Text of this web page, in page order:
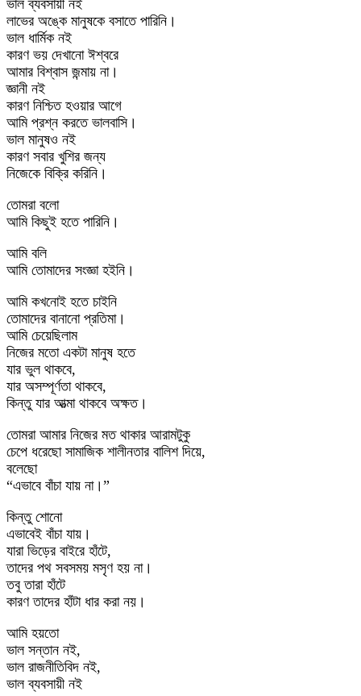
ভাল ব্যবসায়ী নই
লাভের অঙ্কে মানুষকে বসাতে পারিনি।
ভাল ধার্মিক নই
কারণ ভয় দেখানো ঈশ্বরে
আমার বিশ্বাস জন্মায় না।
জ্ঞানী নই
কারণ নিশ্চিত হওয়ার আগে
আমি প্রশ্ন করতে ভালবাসি।
ভাল মানুষও নই
কারণ সবার খুশির জন্য
নিজেকে বিক্রি করিনি।
তোমরা বলো
আমি কিছুই হতে পারিনি।
আমি বলি
আমি তোমাদের সংজ্ঞা হইনি।
আমি কখনোই হতে চাইনি
তোমাদের বানানো প্রতিমা।
আমি চেয়েছিলাম
নিজের মতো একটা মানুষ হতে
যার ভুল থাকবে,
যার অসম্পূর্ণতা থাকবে,
কিন্তু যার আত্মা থাকবে অক্ষত।
তোমরা আমার নিজের মত থাকার আরামটুকু
চেপে ধরেছো সামাজিক শালীনতার বালিশ দিয়ে,
বলেছো
“এভাবে বাঁচা যায় না।”
কিন্তু শোনো
এভাবেই বাঁচা যায়।
যারা ভিড়ের বাইরে হাঁটে,
তাদের পথ সবসময় মসৃণ হয় না।
তবু তারা হাঁটে
কারণ তাদের হাঁটা ধার করা নয়।
আমি হয়তো
ভাল সন্তান নই,
ভাল রাজনীতিবিদ নই,
ভাল ব্যবসায়ী নই